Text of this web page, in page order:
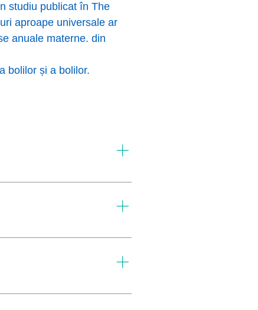
studiu publicat în The
aproape universale ar
anuale materne. din
bolilor și a bolilor.